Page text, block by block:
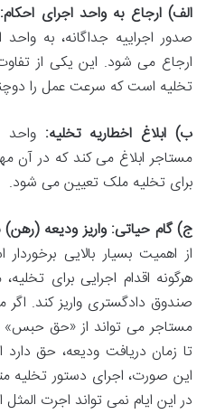
الف) ارجاع به واحد اجرای احکام:
صدور اجراییه جداگانه، به
ارجاع می شود. این یکی از
تخلیه است که سرعت عمل را
ب) ابلاغ اخطاریه تخلیه: واحد
برای تخلیه ملک تعیین می شود.
ج) گام حیاتی: واریز ودیعه
از اهمیت بسیار بالایی
هرگونه اقدام اجرایی برای
صندوق دادگستری واریز کند. اگر
مستاجر می تواند از «حق حبس»
تا زمان دریافت ودیعه، حق
این صورت، اجرای دستور
در این ایام نمی تواند اجرت